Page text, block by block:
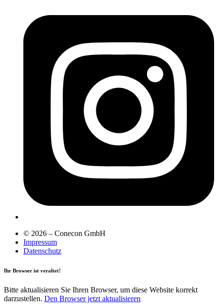
© 2026 – Conecon GmbH
Impressum
Datenschutz
Ihr Browser ist veraltet!
Bitte aktualisieren Sie Ihren Browser, um diese Website korrekt
darzustellen. Den Browser jetzt aktualisieren